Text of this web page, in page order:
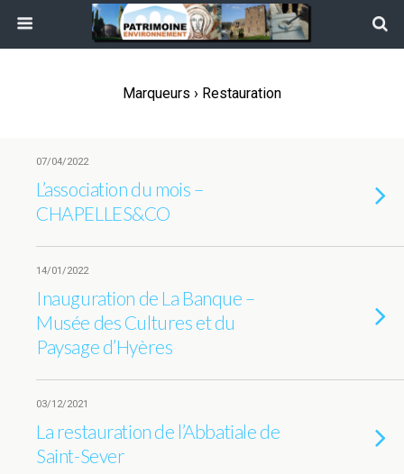
Marqueurs › Restauration
07/04/2022
L’association du mois –
CHAPELLES&CO
14/01/2022
Inauguration de La Banque –
Musée des Cultures et du
Paysage d’Hyères
03/12/2021
La restauration de l’Abbatiale de
Saint-Sever